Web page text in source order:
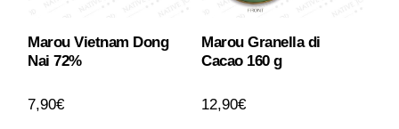
Marou Vietnam Dong
Nai 72%
7,90€
Marou Granella di
Cacao 160 g
12,90€